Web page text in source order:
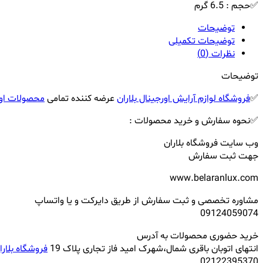
✅حجم : 6.5 گرم
توضیحات
توضیحات تکمیلی
نظرات (0)
توضیحات
✅فروشگاه لوازم آرایش اورجینال بلارانعرضه کننده تمامیمحصولات
✅نحوه سفارش و خرید محصولات :
وب سایت فروشگاه بلاران
جهت ثبت سفارش
www.belaranlux.com
مشاوره تخصصی و ثبت سفارش از طریق دایرکت و یا واتساپ
09124059074
خرید حضوری محصولات به آدرس
انتهای اتوبان باقری شمال،شهرک امید فاز تجاری پلاک 19
فروشگاه